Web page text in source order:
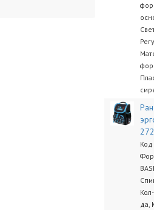
да,